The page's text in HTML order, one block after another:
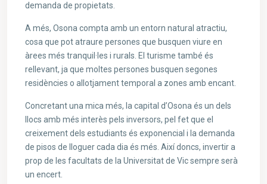
demanda de propietats.
A més, Osona compta amb un entorn natural atractiu,
cosa que pot atraure persones que busquen viure en
àrees més tranquil·les i rurals. El turisme també és
rellevant, ja que moltes persones busquen segones
residències o allotjament temporal a zones amb encant.
Concretant una mica més, la capital d’Osona és un dels
llocs amb més interès pels inversors, pel fet que el
creixement dels estudiants és exponencial i la demanda
de pisos de lloguer cada dia és més. Així doncs, invertir a
prop de les facultats de la Universitat de Vic sempre serà
un encert.